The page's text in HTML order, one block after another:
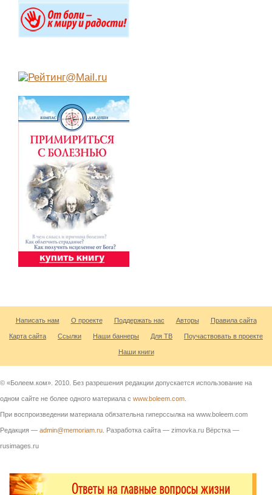
Написать нам О проекте Поддержать нас Авторы Правила сайта
Карта сайта Ссылки Наши баннеры Для ТВ Поучаствовать в проекте
Наши книги
© «Болеем.ком». 2010. Без разрешения редакции допускается использование на
одном сайте не более одного материала с www.boleem.com
При воспроизведении материала обязательна гиперссылка на www.boleem.com
Редакция — admin@memoriam.ru . Разработка сайта — zimovka.ru Вёрстка —
rusimages.ru